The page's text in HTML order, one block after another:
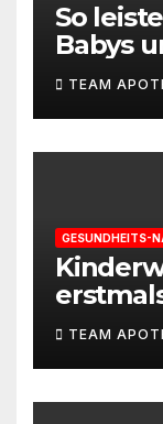
So
Babys
TEAM
GESUNDHEITS-
TEAM